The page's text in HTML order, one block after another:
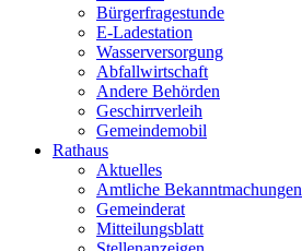
Bürgerfragestunde
E-Ladestation
Wasserversorgung
Abfallwirtschaft
Andere Behörden
Geschirrverleih
Gemeindemobil
Rathaus
Aktuelles
Amtliche Bekanntmachungen
Gemeinderat
Mitteilungsblatt